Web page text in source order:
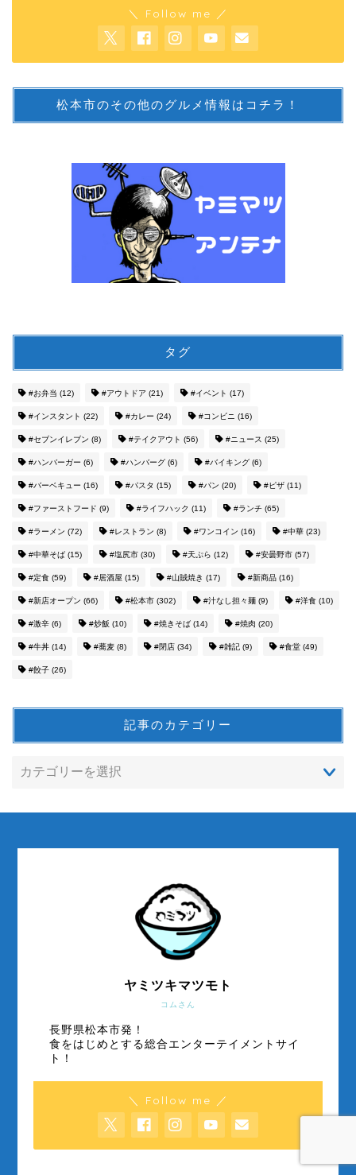
＼ Follow me ／
松本市のその他のグルメ情報はコチラ！
タグ
#お弁当 (12) #アウトドア (21) #イベント (17)
#インスタント (22) #カレー (24) #コンビニ (16)
#セブンイレブン (8) #テイクアウト (56) #ニュース (25)
#ハンバーガー (6) #ハンバーグ (6) #バイキング (6)
#バーベキュー (16) #パスタ (15) #パン (20) #ピザ (11)
#ファーストフード (9) #ライフハック (11) #ランチ (65)
#ラーメン (72) #レストラン (8) #ワンコイン (16) #中華 (23)
#中華そば (15) #塩尻市 (30) #天ぷら (12) #安曇野市 (57)
#定食 (59) #居酒屋 (15) #山賊焼き (17) #新商品 (16)
#新店オープン (66) #松本市 (302) #汁なし担々麺 (9) #洋食 (10)
#激辛 (6) #炒飯 (10) #焼きそば (14) #焼肉 (20)
#牛丼 (14) #蕎麦 (8) #閉店 (34) #雑記 (9) #食堂 (49)
#餃子 (26)
記事のカテゴリー
コムさん
ヤミツキマツモト
長野県松本市発！
食をはじめとする総合エンターテイメントサイ
ト！
＼ Follow me ／